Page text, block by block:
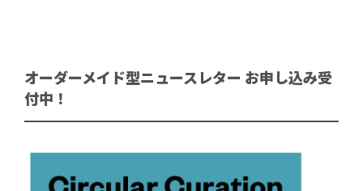
オーダーメイド型ニュースレター お申し込み受
付中！